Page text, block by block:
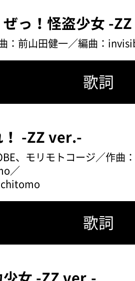
ぜっ！怪盗少女 -
：前山田健一／編曲：
歌詞
！ -ZZ ver.-
、モリモトコージ／作曲
／
歌詞
少女 -ZZ ver.-